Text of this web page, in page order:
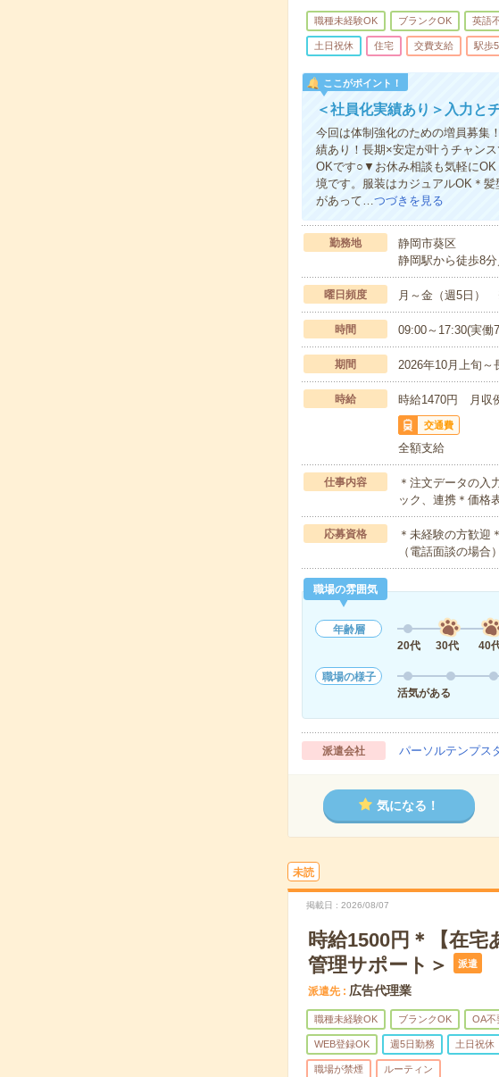
職種未経験OK ブランクOK 英語
土日祝休 住宅 交費支給 駅歩
ここがポイント！
＜社員化実績あり＞入力と
今回は体制強化のための増員募
績あり！長期×安定が叶うチャン
OKです○▼お休み相談も気軽にOK
境です。服装はカジュアルOK＊
があって…つづきを見る
勤務地
静岡市葵区
静岡駅から徒歩8
曜日頻度 月～金（週5日）
時間 09:00～17:30(実
期間 2026年10月上旬
時給 時給1470円 月収
交通費
全額支給
仕事内容
＊注文データの入
ック、連携＊価格
応募資格
＊未経験の方歓迎
（電話面談の場
職場の雰囲気
年齢層
20代
30代 40
職場の様子
活気がある
派遣会社 パーソルテンプス
気になる！
未読
掲載日 2026/08/07
時給1500円＊【在
管理サポート＞
派遣
派遣先 広告代理業
職種未経験OK ブランクOK OA不
WEB登録OK 週5日勤務 土日祝休
職場が禁煙 ルーティン